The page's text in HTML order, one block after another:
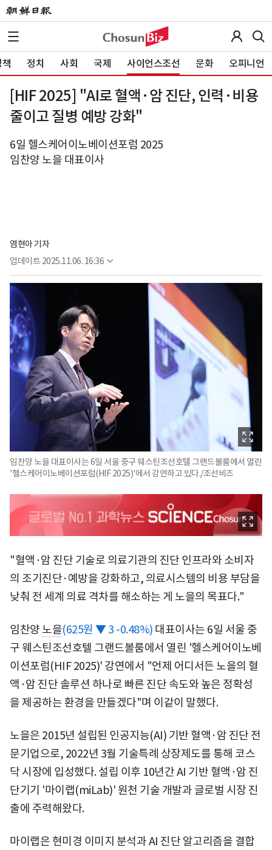
정치 사회 국제 사이언스조선 문화 오피니언
[HIF 2025] "AI로 혈액·암 진단, 인력·비용
줄이고 질병 예방 강화"
6일 헬스케어이노베이션포럼 2025
임찬양 노을 대표이사
염현아 기자
업데이트 2025.11.06. 16:36
임찬양 노을 대표이사는 6일 서울 중구 웨스틴조선호텔 그랜드볼룸에서 열린
'헬스케어이노베이션포럼(HIF 2025)'에서 강연하고 있다./조선비즈
"혈액·암 진단 기술로 의료기관의 진단 인프라와 소비자
의 조기진단·예방을 강화하고, 의료시스템의 비용 부담을
낮춰 전 세계 의료 격차를 해소하는 게 노을의 목표다."
임찬양 노을(625원 ▼ 3 -0.48%) 대표이사는 6일 서울 중
구 웨스틴조선호텔 그랜드볼룸에서 열린 '헬스케어이노베
이션포럼(HIF 2025)' 강연에서 "언제 어디서든 노을의 혈
액·암 진단 솔루션 하나로 빠른 진단 속도와 높은 정확성
을 제공하는 환경을 만들겠다"며 이같이 말했다.
노을은 2015년 설립된 인공지능(AI) 기반 혈액·암 진단 전
문기업으로, 2022년 3월 기술특례 상장제도를 통해 코스
닥 시장에 입성했다. 설립 이후 10년간 AI 기반 혈액·암 진
단기기 '마이랩(miLab)' 원천 기술 개발과 글로벌 시장 진
출에 주력해왔다.
마이랩은 현미경 이미지 분석과 AI 진단 알고리즘을 결합